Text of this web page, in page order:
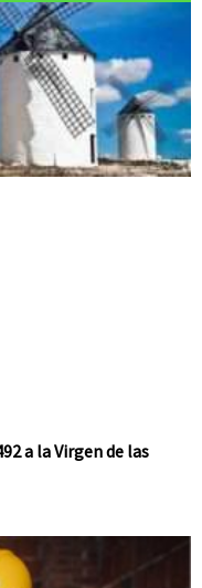
a la Virgen de las